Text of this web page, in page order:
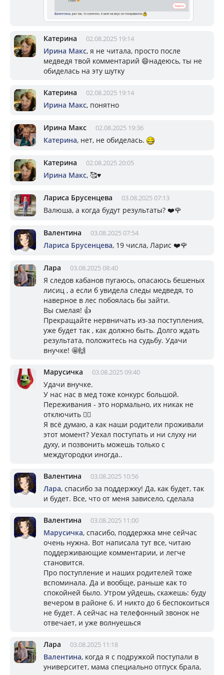
Катерина 02.08.2025 19:14
Ирина Макс, я не читала, просто после
медведя твой комментарий 😄надеюсь, ты не
обиделась на эту шутку
Катерина 02.08.2025 19:14
Ирина Макс, понятно
Ирина Макс 02.08.2025 19:36
Катерина, нет, не обиделась.
Катерина 02.08.2025 20:05
Ирина Макс, 🥰♥️
Лариса Брусенцева 03.08.2025 07:13
Валюша, а когда будут результаты? ❤️🌹
Валентина 03.08.2025 07:54
Лариса Брусенцева, 19 числа, Ларис ❤️🌹
Лара 03.08.2025 08:40
Я следов кабанов пугаюсь, опасаюсь бешеных
лисиц , а если б увидела следы медведя, то
наверное в лес побоялась бы зайти.
Вы смелая! 👍
Прекращайте нервничать из-за поступления,
уже будет так , как должно быть. Долго ждать
результата, положитесь на судьбу. Удачи
внучке! 🤩🙌
Марусичка 03.08.2025 09:40
Удачи внучке.
У нас нас в мед тоже конкурс большой.
Переживания - это нормально, их никак не
отключить 🤷‍♀️
Я всё думаю, а как наши родители проживали
этот момент? Уехал поступать и ни слуху ни
духу, и позвонить можешь только с
междугородки иногда..
Валентина 03.08.2025 10:56
Лара, спасибо за поддержку! Да, как будет, так
и будет. Все, что от меня зависело, сделала
Валентина 03.08.2025 11:00
Марусичка, спасибо, поддержка мне сейчас
очень нужна. Вот написала тут все, читаю
поддерживающие комментарии, и легче
становится.
Про поступление и наших родителей тоже
вспоминала. Да и вообще, раньше как то
спокойней было. Утром уйдешь, скажешь: буду
вечером в районе 6. И никто до 6 беспокоиться
не будет. А сейчас на телефонный звонок не
отвечает, и уже волнуешься
Лара 03.08.2025 11:18
Валентина, когда я с подружкой поступали в
университет, мама специально отпуск брала,